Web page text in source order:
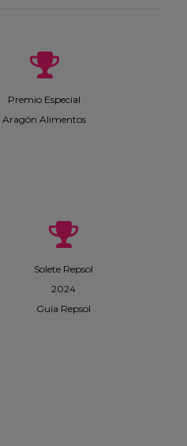
Premio Especial
Aragón Alimentos
Solete Repsol
2024
Guía Repsol